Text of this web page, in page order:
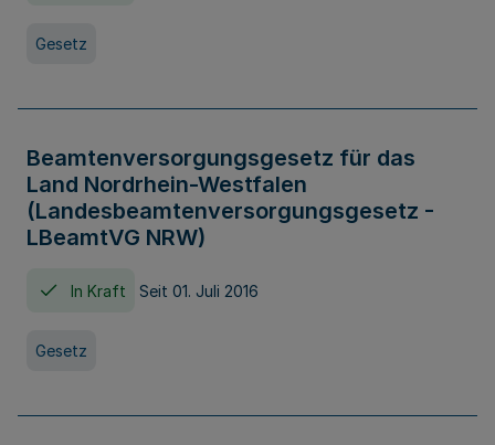
Gesetz
Beamtenversorgungsgesetz für das
Land Nordrhein-Westfalen
(Landesbeamtenversorgungsgesetz -
LBeamtVG NRW)
In Kraft Seit 01. Juli 2016
Gesetz